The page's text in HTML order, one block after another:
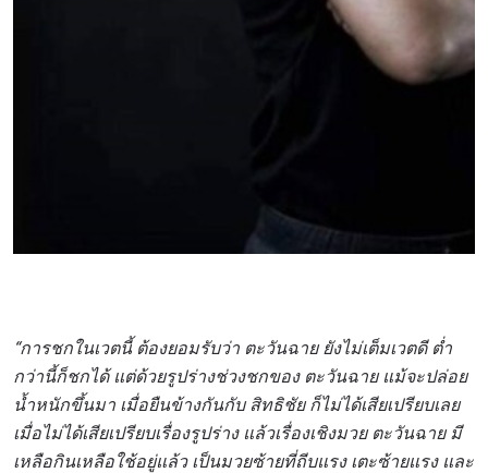
“การชกในเวตนี้ ต้องยอมรับว่า ตะวันฉาย ยังไม่เต็มเวตดี ต่ำ
กว่านี้ก็ชกได้ แต่ด้วยรูปร่างช่วงชกของ ตะวันฉาย แม้จะปล่อย
น้ำหนักขึ้นมา เมื่อยืนข้างกันกับ สิทธิชัย ก็ไม่ได้เสียเปรียบเลย
เมื่อไม่ได้เสียเปรียบเรื่องรูปร่าง แล้วเรื่องเชิงมวย ตะวันฉาย มี
เหลือกินเหลือใช้อยู่แล้ว เป็นมวยซ้ายที่ถีบแรง เตะซ้ายแรง และ